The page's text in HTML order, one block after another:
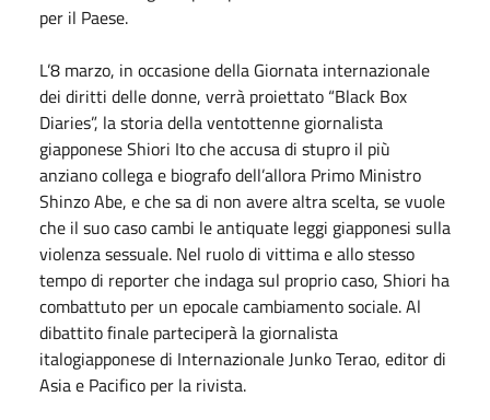
per il Paese.
L’8 marzo, in occasione della Giornata internazionale
dei diritti delle donne, verrà proiettato “Black Box
Diaries”, la storia della ventottenne giornalista
giapponese Shiori Ito che accusa di stupro il più
anziano collega e biografo dell’allora Primo Ministro
Shinzo Abe, e che sa di non avere altra scelta, se vuole
che il suo caso cambi le antiquate leggi giapponesi sulla
violenza sessuale. Nel ruolo di vittima e allo stesso
tempo di reporter che indaga sul proprio caso, Shiori ha
combattuto per un epocale cambiamento sociale. Al
dibattito finale parteciperà la giornalista
italogiapponese di Internazionale Junko Terao, editor di
Asia e Pacifico per la rivista.